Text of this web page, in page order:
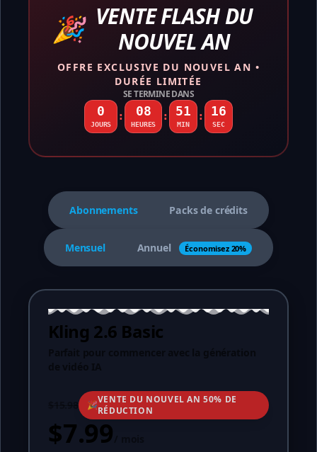
🎉 VENTE FLASH DU
NOUVEL AN
OFFRE EXCLUSIVE DU NOUVEL AN •
DURÉE LIMITÉE
SE TERMINE DANS
0
JOURS
: 08
HEURES
: 51
MIN
: 15
SEC
Abonnements Packs de crédits
Mensuel Annuel Économisez 20%
Kling 2.6 Basic
Parfait pour commencer avec la génération
🎉VENTE DU NOUVEL AN 50% DE
RÉDUCTION
$7.99